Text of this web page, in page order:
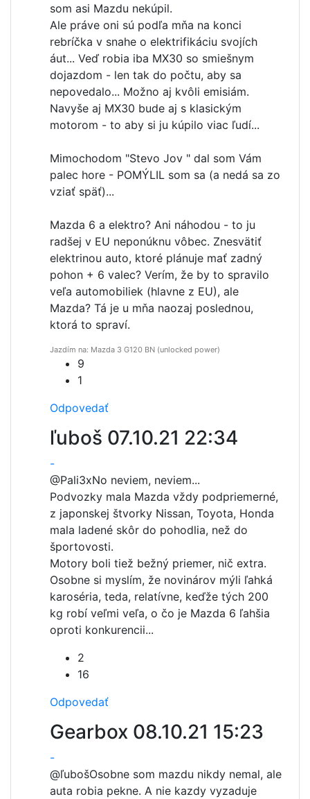
som asi Mazdu nekúpil.
Ale práve oni sú podľa mňa na konci
rebríčka v snahe o elektrifikáciu svojích
áut... Veď robia iba MX30 so smiešnym
dojazdom - len tak do počtu, aby sa
nepovedalo... Možno aj kvôli emisiám.
Navyše aj MX30 bude aj s klasickým
motorom - to aby si ju kúpilo viac ľudí...
Mimochodom "Stevo Jov " dal som Vám
palec hore - POMÝLIL som sa (a nedá sa zo
vziať späť)...
Mazda 6 a elektro? Ani náhodou - to ju
radšej v EU neponúknu vôbec. Znesvätiť
elektrinou auto, ktoré plánuje mať zadný
pohon + 6 valec? Verím, že by to spravilo
veľa automobiliek (hlavne z EU), ale
Mazda? Tá je u mňa naozaj poslednou,
ktorá to spraví.
Jazdím na: Mazda 3 G120 BN (unlocked power)
9
1
Odpovedať
ľuboš 07.10.21 22:34
-
@Pali3xNo neviem, neviem...
Podvozky mala Mazda vždy podpriemerné,
z japonskej štvorky Nissan, Toyota, Honda
mala ladené skôr do pohodlia, než do
športovosti.
Motory boli tiež bežný priemer, nič extra.
Osobne si myslím, že novinárov mýli ľahká
karoséria, teda, relatívne, keďže tých 200
kg robí veľmi veľa, o čo je Mazda 6 ľahšia
oproti konkurencii...
2
16
Odpovedať
Gearbox 08.10.21 15:23
-
@ľubošOsobne som mazdu nikdy nemal, ale
auta robia pekne. A nie kazdy vyzaduje